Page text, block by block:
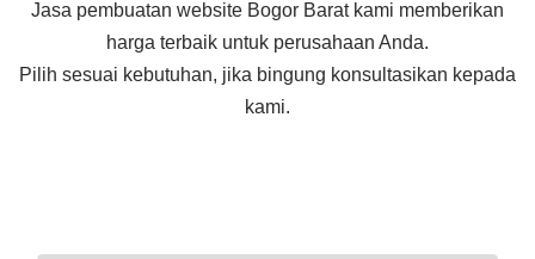
Jasa pembuatan website Bogor Barat kami memberikan
harga terbaik untuk perusahaan Anda.
Pilih sesuai kebutuhan, jika bingung konsultasikan kepada
kami.